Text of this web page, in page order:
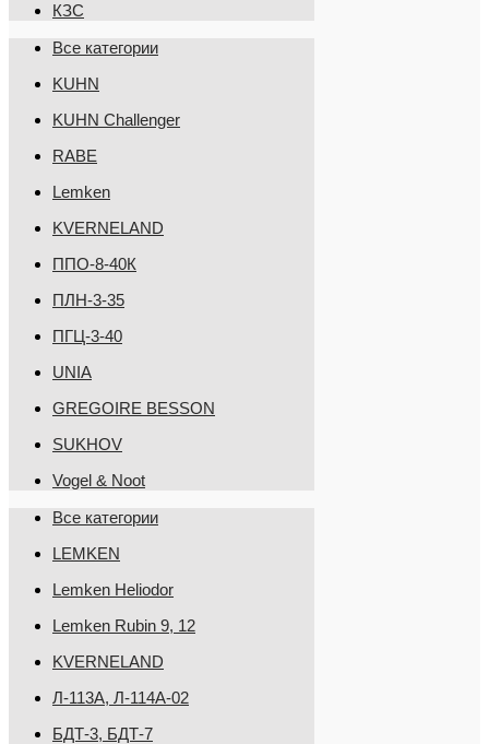
КЗС
Все категории
KUHN
KUHN Challenger
RABE
Lemken
KVERNELAND
ППО-8-40К
ПЛН-3-35
ПГЦ-3-40
UNIA
GREGOIRE BESSON
SUKHOV
Vogel & Noot
Все категории
LEMKEN
Lemken Heliodor
Lemken Rubin 9, 12
KVERNELAND
Л-113А, Л-114А-02
БДТ-3, БДТ-7